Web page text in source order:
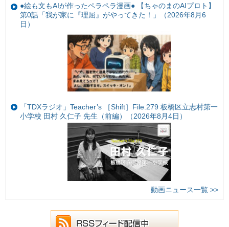
●絵も文もAIが作ったペラペラ漫画● 【ちゃのまのAIプロト】
第0話「我が家に『理屈』がやってきた！」（2026年8月6
日）
「TDXラジオ」Teacher’s ［Shift］File.279 板橋区立志村第一
小学校 田村 久仁子 先生（前編）（2026年8月4日）
動画ニュース一覧 >>